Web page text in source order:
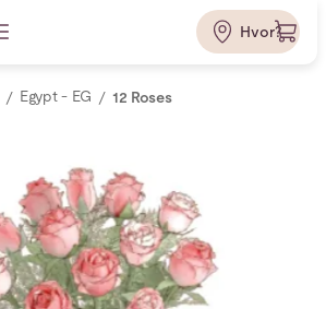
Hvor?
Egypt - EG 12 Roses